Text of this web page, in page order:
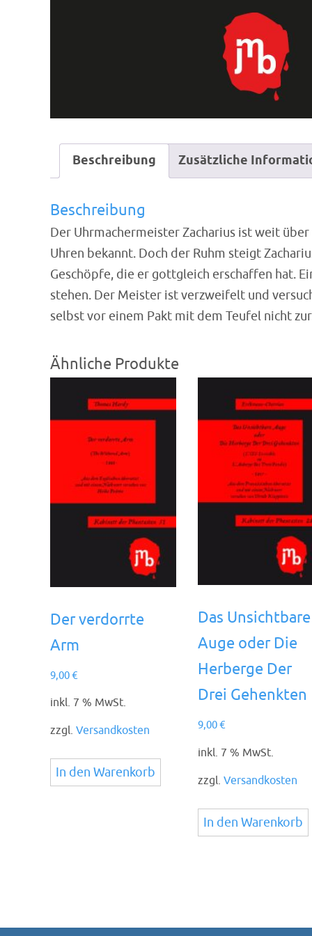
Beschreibung Zusätzliche
Beschreibung
Der Uhrmachermeister Zacharius ist weit
Uhren bekannt. Doch der Ruhm steigt
Geschöpfe, die er gottgleich erschaffen hat.
stehen. Der Meister ist verzweifelt und
selbst vor einem Pakt mit dem Teufel nicht
Ähnliche Produkte
Der verdorrte
Arm
9,00€
inkl. 7 % MwSt.
zzgl. Versandkosten
In den Warenkorb
Das Unsichtbare
Auge oder Die
Herberge Der
Drei Gehenkten
9,00€
inkl. 7 % MwSt.
zzgl. Versandkosten
In den Warenkorb